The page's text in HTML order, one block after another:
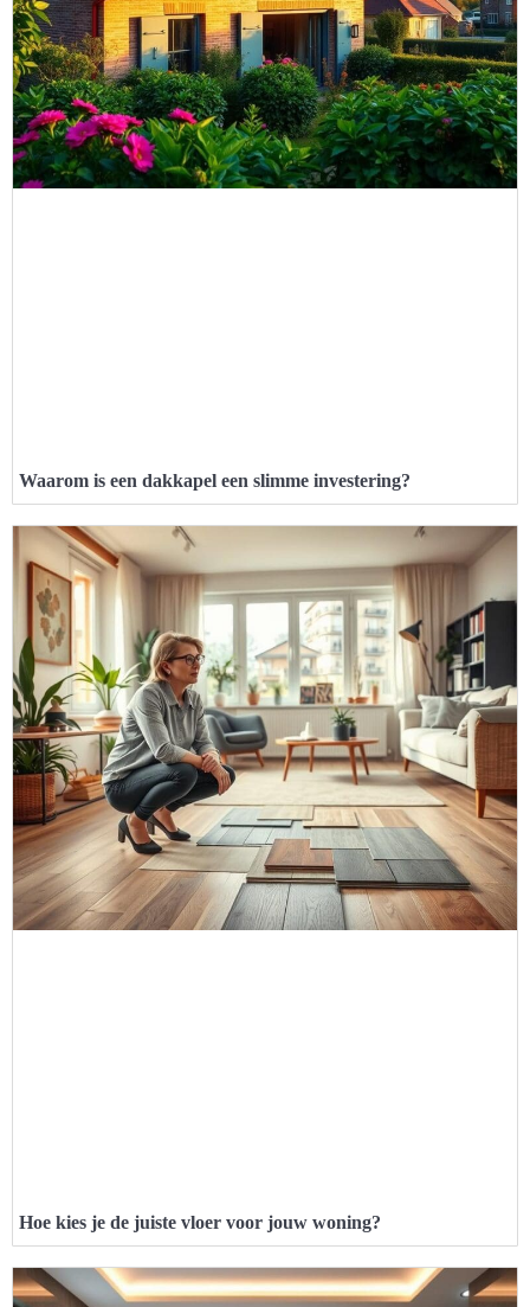
Waarom is een dakkapel een slimme investering?
Hoe kies je de juiste vloer voor jouw woning?